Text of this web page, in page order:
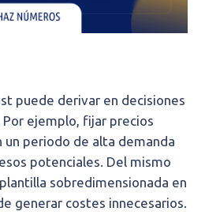
puede derivar en decisiones
ejemplo, fijar precios
un periodo de alta demanda
potenciales. Del mismo
sobredimensionada en
generar costes innecesarios.